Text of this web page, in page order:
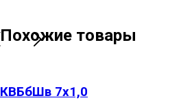
Похожие товары
КВБбШв 7х1,0